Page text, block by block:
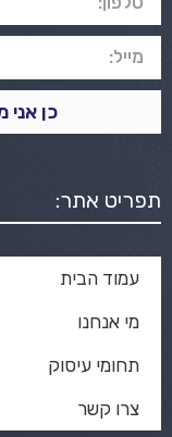
כן אני
תפריט אתר:
עמוד הבית
מי אנחנו
תחומי עיסוק
צרו קשר